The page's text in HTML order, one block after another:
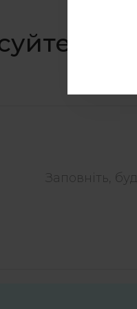
в
Заповніть,